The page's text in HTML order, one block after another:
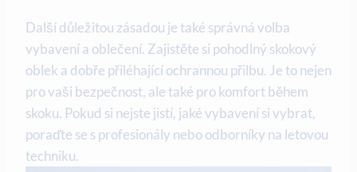
Další důležitou zásadou je také správná volba
vybavení a oblečení. Zajistěte si pohodlný skokový
oblek a dobře přiléhající ochrannou přilbu. Je to nejen
pro vaši bezpečnost, ale také pro komfort během
skoku. Pokud si nejste jistí, jaké vybavení si vybrat,
poraďte se s profesionály nebo odborníky na letovou
techniku.